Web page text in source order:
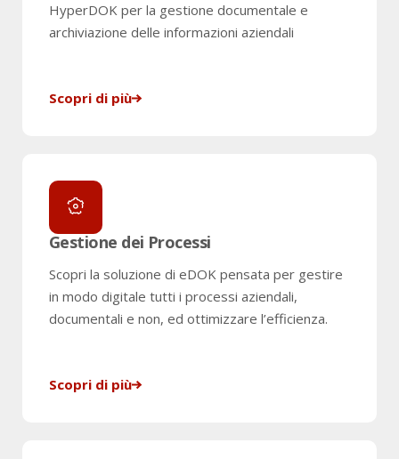
HyperDOK per la gestione documentale e
archiviazione delle informazioni aziendali
Scopri di più
Gestione dei Processi
Scopri la soluzione di eDOK pensata per gestire
in modo digitale tutti i processi aziendali,
documentali e non, ed ottimizzare l’efficienza.
Scopri di più